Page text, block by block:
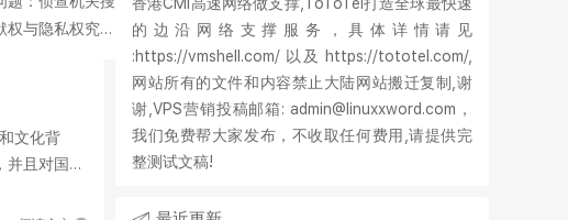
与隐私权究竟
文化背
的边沿网络支撑服务，具体详情请见
:https://vmshell.com/ 以及 https://tototel.com/,
网站所有的文件和内容禁止大陆网站搬迁复制,谢
谢,VPS营销投稿邮箱: admin@linuxxword.com，
我们免费帮大家发布，不收取任何费用,请提供完
整测试文稿!